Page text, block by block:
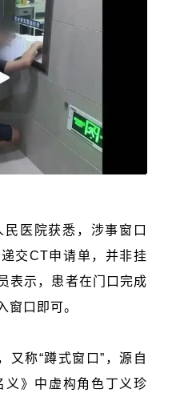
医院获悉，涉事窗口
交CT申请单，并非挂
表示，患者在门口完成
窗口即可。
又称“蹲式窗口”，源自
》中虚构角色丁义珍